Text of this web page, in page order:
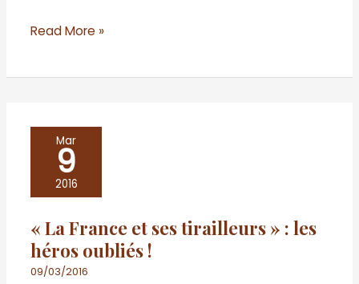
!Read More »
Mar
9
2016
« La France et ses tirailleurs » : les
héros oubliés !
09/03/2016
France
ses
tirailleurs
»